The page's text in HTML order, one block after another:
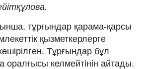
тұрғындар қарама-қарсы
қызметкерлерге
Тұрғындар бұл
оралғысы келмейтінін айтады.